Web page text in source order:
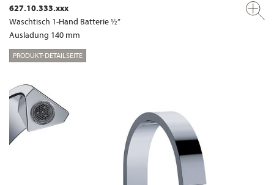
627.10.333.xxx
Waschtisch 1-Hand Batterie ½”
Ausladung 140 mm
PRODUKT-DETAILSEITE